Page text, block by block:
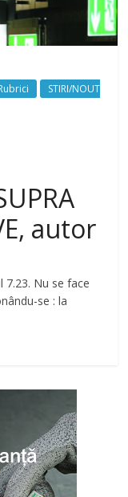
STIRI/NOUT
autor
7.23. Nu se face
se : la